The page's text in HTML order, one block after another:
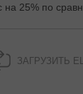
на 25% по
ЗАГРУЗИТЬ